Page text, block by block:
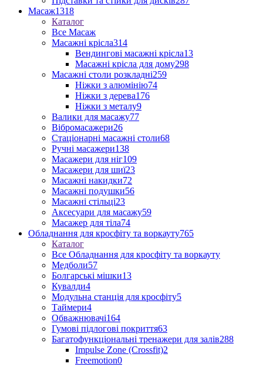
Масаж1318
Каталог
Все Масаж
Масажні крісла314
Вендингові масажні крісла13
Масажні крісла для дому298
Масажні столи розкладні259
Ніжки з алюмінію74
Ніжки з дерева176
Ніжки з металу9
Валики для масажу77
Вібромасажери26
Стаціонарні масажні столи68
Ручні масажери138
Масажери для ніг109
Масажери для шиї23
Масажні накидки72
Масажні подушки56
Масажні стільці23
Аксесуари для масажу59
Масажер для тіла74
Обладнання для кросфіту та воркауту765
Каталог
Все Обладнання для кросфіту та воркауту
Медболи57
Болгарські мішки13
Кувалди4
Модульна станція для кросфіту5
Таймери4
Обважнювачі164
Гумові підлогові покриття63
Багатофункціональні тренажери для залів288
Impulse Zone (Crossfit)2
Freemotion0